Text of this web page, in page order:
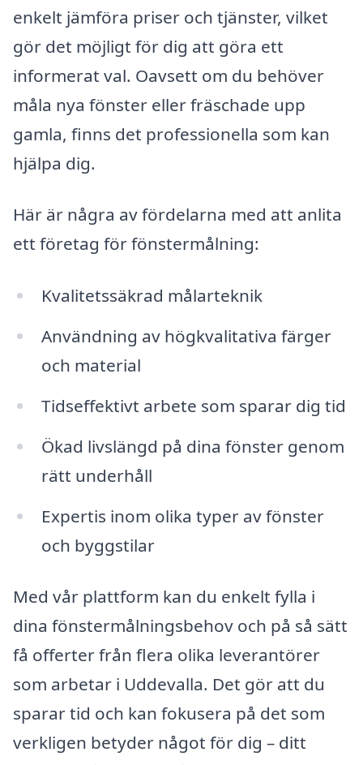
enkelt jämföra priser och tjänster, vilket
gör det möjligt för dig att göra ett
informerat val. Oavsett om du behöver
måla nya fönster eller fräschade upp
gamla, finns det professionella som kan
hjälpa dig.
Här är några av fördelarna med att anlita
ett företag för fönstermålning:
Kvalitetssäkrad målarteknik
Användning av högkvalitativa färger
och material
Tidseffektivt arbete som sparar dig tid
Ökad livslängd på dina fönster genom
rätt underhåll
Expertis inom olika typer av fönster
och byggstilar
Med vår plattform kan du enkelt fylla i
dina fönstermålningsbehov och på så sätt
få offerter från flera olika leverantörer
som arbetar i Uddevalla. Det gör att du
sparar tid och kan fokusera på det som
verkligen betyder något för dig – ditt